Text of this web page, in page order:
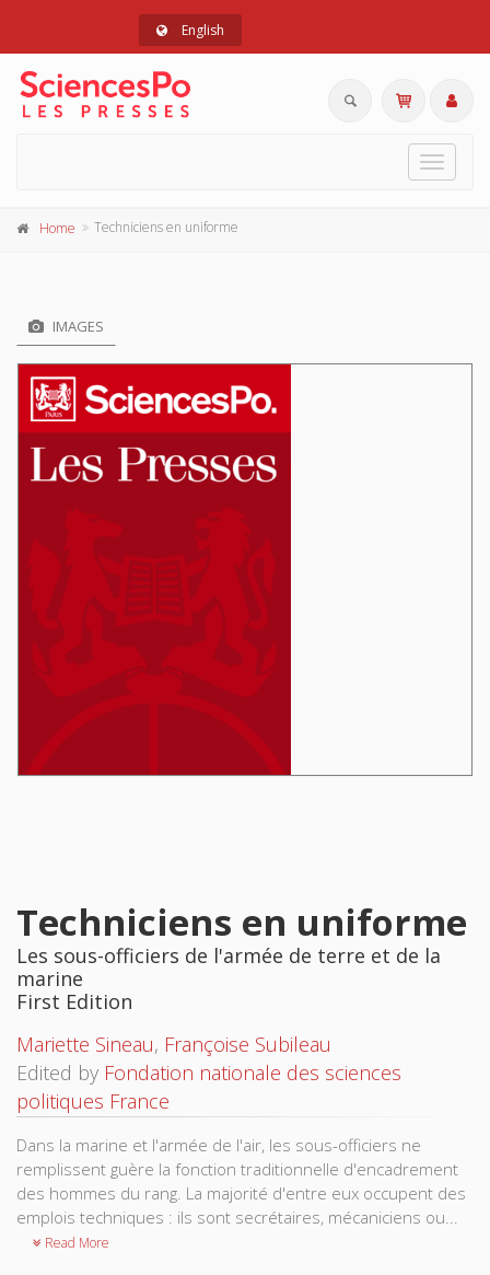
English
Toggle
Home Techniciens en uniforme
IMAGES
Techniciens en uniforme
Les sous-officiers de l'armée de terre et de la
marine
First Edition
Mariette Sineau, Françoise Subileau
Edited by Fondation nationale des sciences
politiques France
Dans la marine et l'armée de l'air, les sous-officiers ne
remplissent guère la fonction traditionnelle d'encadrement
des hommes du rang. La majorité d'entre eux occupent des
emplois techniques : ils sont secrétaires, mécaniciens ou...
Read More